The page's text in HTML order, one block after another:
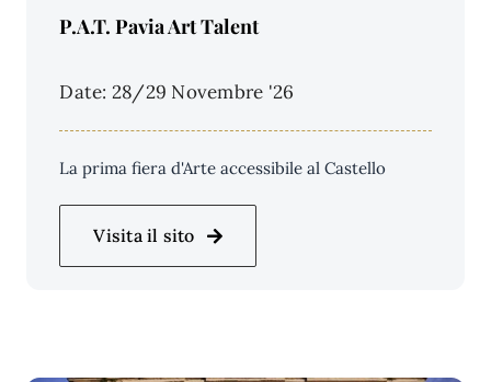
P.A.T. Pavia Art Talent
Date: 28/29 Novembre '26
La prima fiera d'Arte accessibile al Castello
Visita il sito